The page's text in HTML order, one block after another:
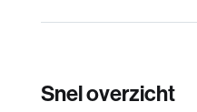
Snel overzicht